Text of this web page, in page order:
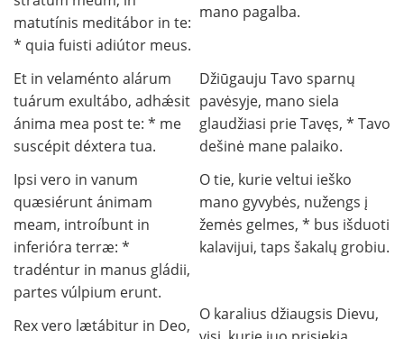
matutínis meditábor in te:
* quia fuisti adiútor meus.
Et in velaménto alárum
tuárum exultábo, adhǽsit
ánima mea post te: * me
suscépit déxtera tua.
Ipsi vero in vanum
quæsiérunt ánimam
meam, introíbunt in
inferióra terræ: *
tradéntur in manus gládii,
partes vúlpium erunt.
Rex vero lætábitur in Deo,
mano pagalba.
Džiūgauju Tavo sparnų
pavėsyje, mano siela
glaudžiasi prie Tavęs, * Tavo
dešinė mane palaiko.
O tie, kurie veltui ieško
mano gyvybės, nužengs į
žemės gelmes, * bus išduoti
kalavijui, taps šakalų grobiu.
O karalius džiaugsis Dievu,